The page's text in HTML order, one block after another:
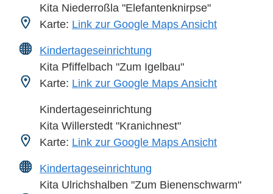
Kita Niederroßla "Elefantenknirpse"
Karte: Link zur Google Maps Ansicht
Kindertageseinrichtung
Kita Pfiffelbach "Zum Igelbau"
Karte: Link zur Google Maps Ansicht
Kindertageseinrichtung
Kita Willerstedt "Kranichnest"
Karte: Link zur Google Maps Ansicht
Kindertageseinrichtung
Kita Ulrichshalben "Zum Bienenschwarm"